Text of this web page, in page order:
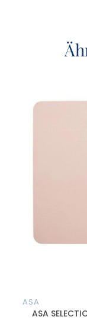
ASA
ASA